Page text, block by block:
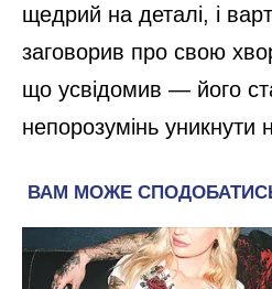
щедрий на деталі, і
заговорив про свою
що усвідомив — його
непорозумінь уникнути